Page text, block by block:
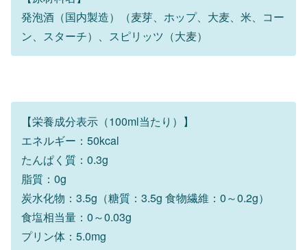
発泡酒（国内製造）（麦芽、ホップ、大麦、米、コー
ン、スターチ）、スピリッツ（大麦）
【栄養成分表示（100ml当たり）】
エネルギー：50kcal
たんぱく質：0.3g
脂質：0g
炭水化物：3.5g（糖質：3.5g 食物繊維：0～0.2g）
食塩相当量：0～0.03g
プリン体：5.0mg